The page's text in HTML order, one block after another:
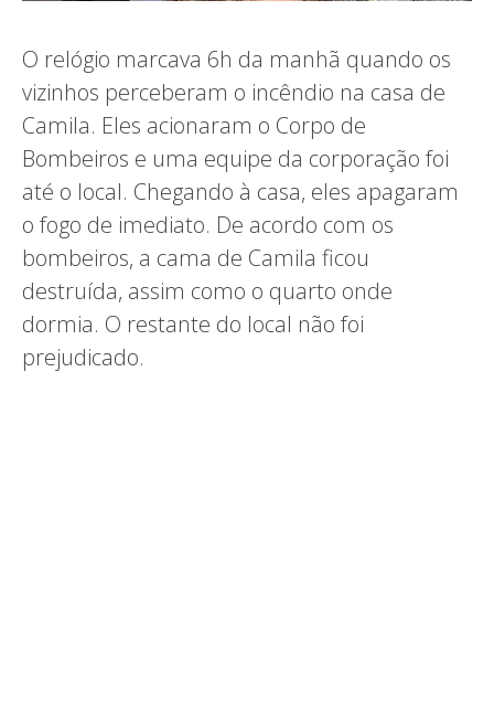
O relógio marcava 6h da manhã quando os
vizinhos perceberam o incêndio na casa de
Camila. Eles acionaram o Corpo de
Bombeiros e uma equipe da corporação foi
até o local. Chegando à casa, eles apagaram
o fogo de imediato. De acordo com os
bombeiros, a cama de Camila ficou
destruída, assim como o quarto onde
dormia. O restante do local não foi
prejudicado.